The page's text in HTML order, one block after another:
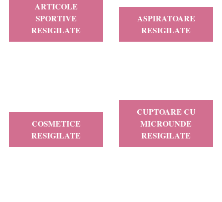
ARTICOLE
SPORTIVE
RESIGILATE
ASPIRATOARE
RESIGILATE
COSMETICE
RESIGILATE
CUPTOARE CU
MICROUNDE
RESIGILATE